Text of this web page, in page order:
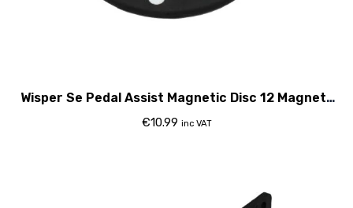
Wisper Se Pedal Assist Magnetic Disc 12 Magnets
2015
€10.99 inc VAT